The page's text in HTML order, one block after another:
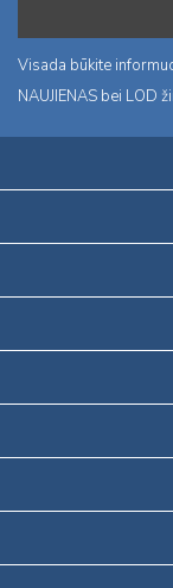
Visada būkite
NAUJIENAS bei LOD